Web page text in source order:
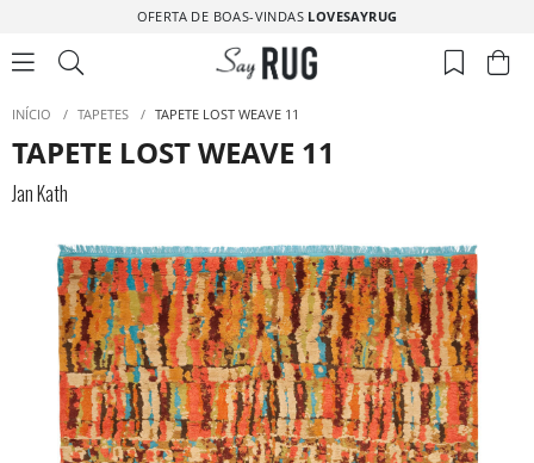
OFERTA DE BOAS-VINDAS LOVESAYRUG
INÍCIO / TAPETES / TAPETE LOST WEAVE 11
TAPETE LOST WEAVE 11
Jan Kath